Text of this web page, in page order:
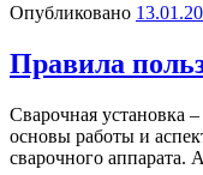
Опубликовано
Правила
Сварочная установка
основы работы и
сварочного